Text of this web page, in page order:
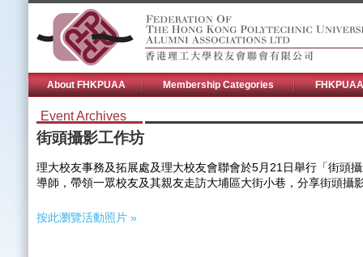
About FHKPUAA Membership Categories
Event Archives
街頭攝影工作坊
理大校友事務及拓展處及理大校友會聯會於5月21日舉行「街頭
導師，帶領一眾校友及其親友走訪大埔區大街小巷，分享街頭
按此瀏覽活動照片 »